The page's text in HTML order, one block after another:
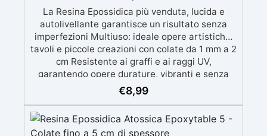
La Resina Epossidica più venduta, lucida e
autolivellante garantisce un risultato senza
imperfezioni Multiuso: ideale opere artistiche,
tavoli e piccole creazioni con colate da 1 mm a 2
cm Resistente ai graffi e ai raggi UV,
garantendo opere durature, vibranti e senza
ingiallimenti nel tempo Bassa viscosità e
formula anti-bolle per risultati impeccabili,
Certificata Atossica post catalisi per contatto
€8,99